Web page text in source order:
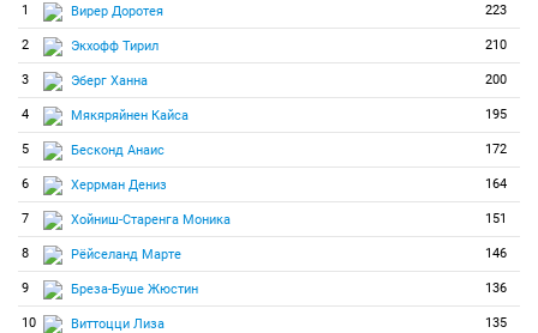
1 Вирер Доротея 223
2 Экхофф Тирил 210
3 Эберг Ханна 200
4 Мякяряйнен Кайса 195
5 Бесконд Анаис 172
6 Херрман Дениз 164
7 Хойниш-Старенга Моника 151
8 Рёйселанд Марте 146
9 Бреза-Буше Жюстин 136
10 Виттоцци Лиза 135